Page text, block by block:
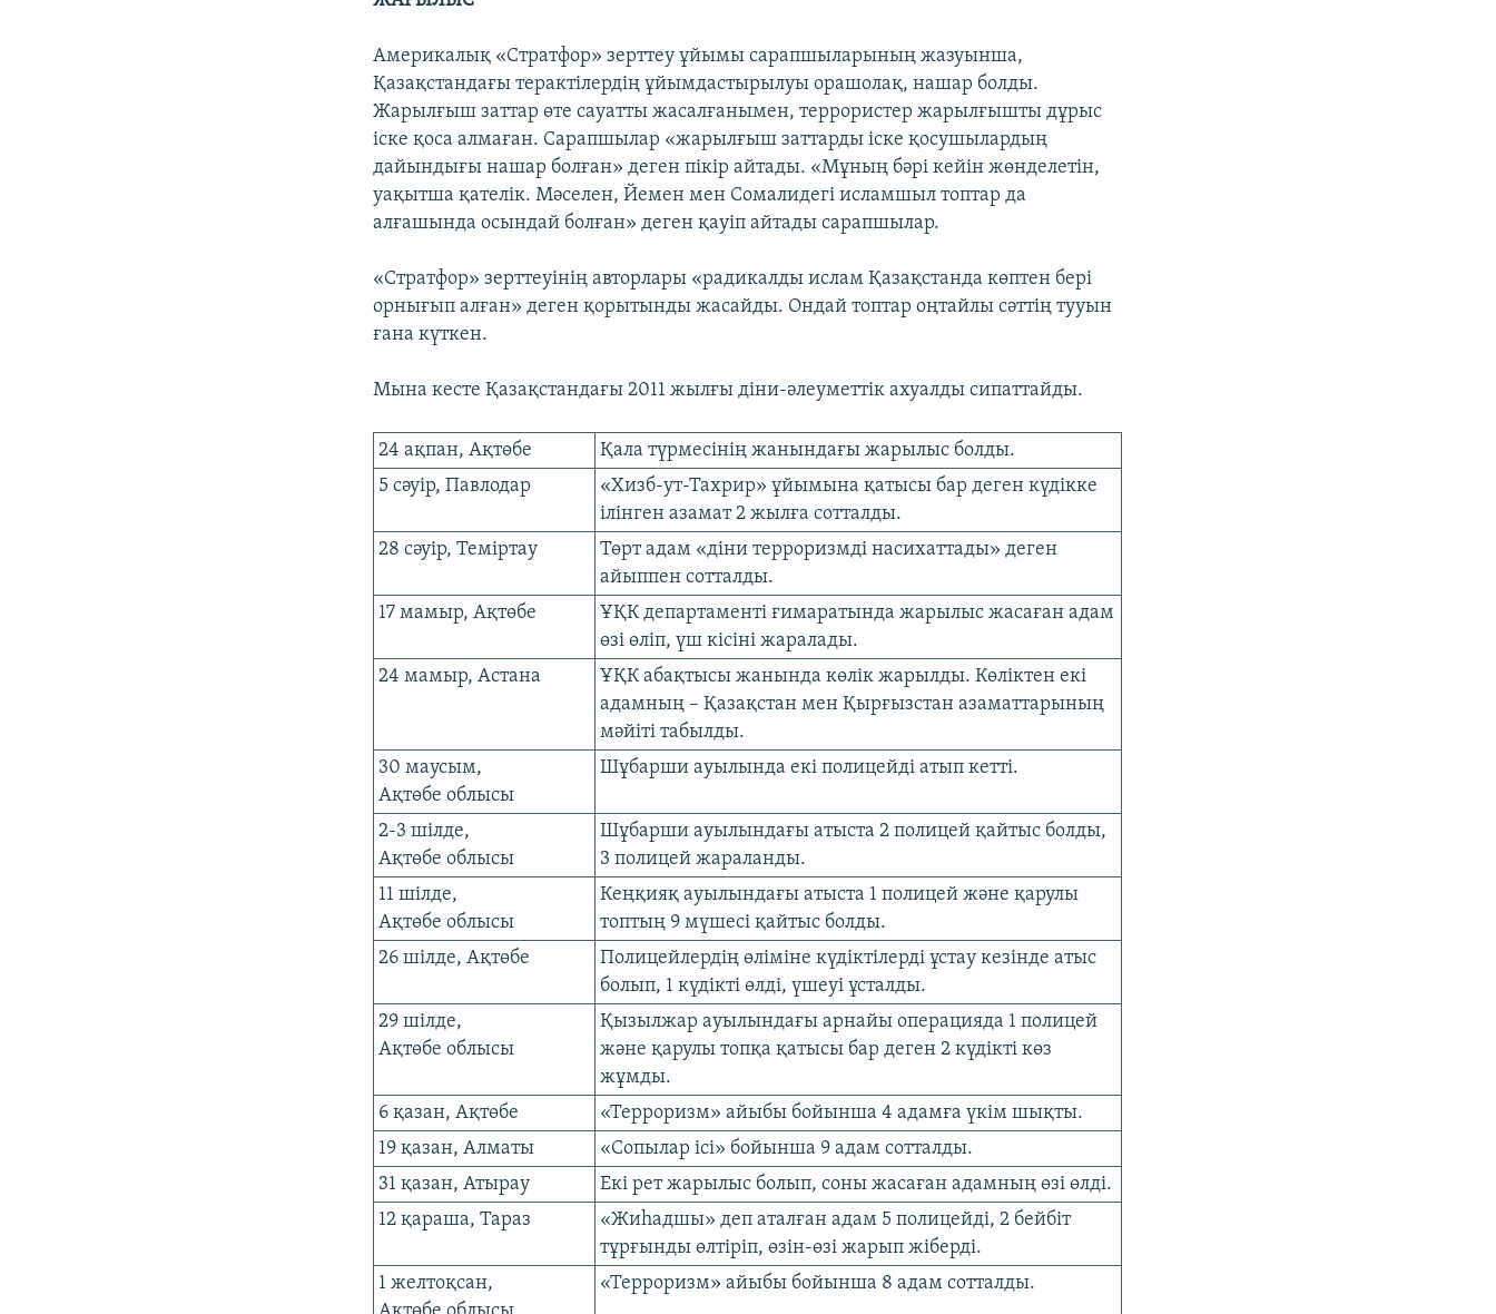
Америкалық «Стратфор» зерттеу ұйымы сарапшыларының жазуынша,
Қазақстандағы терактілердің ұйымдастырылуы орашолақ, нашар болды.
Жарылғыш заттар өте сауатты жасалғанымен, террористер жарылғышты дұрыс
іске қоса алмаған. Сарапшылар «жарылғыш заттарды іске қосушылардың
дайындығы нашар болған» деген пікір айтады. «Мұның бәрі кейін жөнделетін,
уақытша қателік. Мәселен, Йемен мен Сомалидегі исламшыл топтар да
алғашында осындай болған» деген қауіп айтады сарапшылар.
«Стратфор» зерттеуінің авторлары «радикалды ислам Қазақстанда көптен бері
орнығып алған» деген қорытынды жасайды. Ондай топтар оңтайлы сәттің тууын
ғана күткен.
Мына кесте Қазақстандағы 2011 жылғы діни-әлеуметтік ахуалды сипаттайды.
24 ақпан, Ақтөбе
Қала түрмесінің жанындағы жарылыс болды.
5 сәуір, Павлодар
«Хизб-ут-Тахрир» ұйымына қатысы бар деген күдікке
ілінген азамат 2 жылға сотталды.
28 сәуір, Теміртау
Төрт адам «діни терроризмді насихаттады» деген
айыппен сотталды.
17 мамыр, Ақтөбе
ҰҚК департаменті ғимаратында жарылыс жасаған адам
өзі өліп, үш кісіні жаралады.
24 мамыр, Астана
ҰҚК абақтысы жанында көлік жарылды. Көліктен екі
адамның – Қазақстан мен Қырғызстан азаматтарының
мәйіті табылды.
30 маусым,
Ақтөбе облысы
Шұбарши ауылында екі полицейді атып кетті.
2-3 шілде,
Ақтөбе облысы
Шұбарши ауылындағы атыста 2 полицей қайтыс болды,
3 полицей жараланды.
11 шілде,
Ақтөбе облысы
Кеңқияқ ауылындағы атыста 1 полицей және қарулы
топтың 9 мүшесі қайтыс болды.
26 шілде, Ақтөбе
Полицейлердің өліміне күдіктілерді ұстау кезінде атыс
болып, 1 күдікті өлді, үшеуі ұсталды.
29 шілде,
Ақтөбе облысы
Қызылжар ауылындағы арнайы операцияда 1 полицей
және қарулы топқа қатысы бар деген 2 күдікті көз
жұмды.
6 қазан, Ақтөбе
«Терроризм» айыбы бойынша 4 адамға үкім шықты.
19 қазан, Алматы
«Сопылар ісі» бойынша 9 адам сотталды.
31 қазан, Атырау
Екі рет жарылыс болып, соны жасаған адамның өзі өлді.
12 қараша, Тараз
«Жиһадшы» деп аталған адам 5 полицейді, 2 бейбіт
тұрғынды өлтіріп, өзін-өзі жарып жіберді.
1 желтоқсан,
«Терроризм» айыбы бойынша 8 адам сотталды.